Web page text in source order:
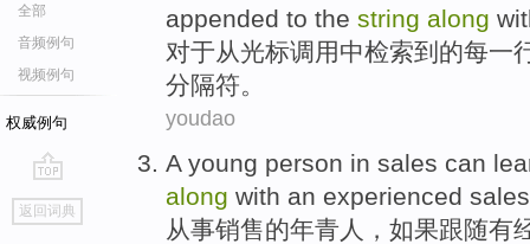
全部
音频例句
视频例句
权威例句
go
top
返回词典
appended to the string along
对于从光标调用中检索到 的每一
分隔符。
youdao
A young person in sales can
along with an experienced
从事销售的年青人 ， 如果跟随有